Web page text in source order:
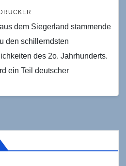
dem Siegerland stammende
den schillerndsten
des 2o. Jahrhunderts.
ein Teil deutscher